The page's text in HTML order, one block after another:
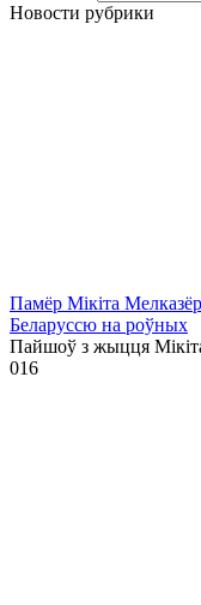
Новости рубрики
Памёр Мікіта
Беларуссю на роўных
Пайшоў з жыцця
016